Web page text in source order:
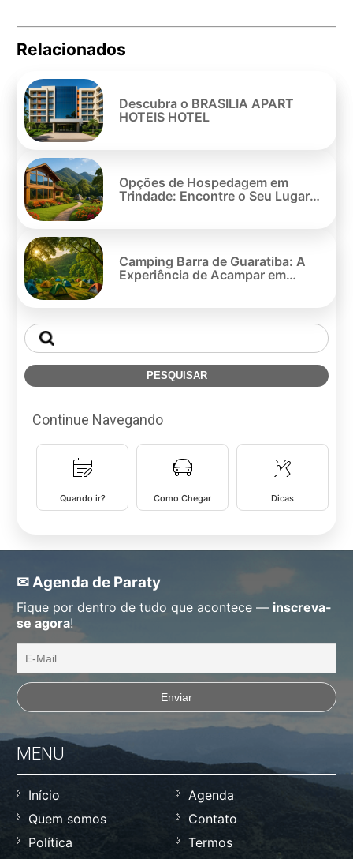
Relacionados
Descubra o BRASILIA APART
HOTEIS HOTEL
Opções de Hospedagem em
Trindade: Encontre o Seu Lugar
Camping Barra de Guaratiba: A
Experiência de Acampar em
Continue Navegando
Quando ir? Como Chegar Dicas
✉ Agenda de Paraty
Fique por dentro de tudo que acontece — inscreva-
se agora!
MENU
Início
Agenda
Quem somos
Contato
Política
Termos